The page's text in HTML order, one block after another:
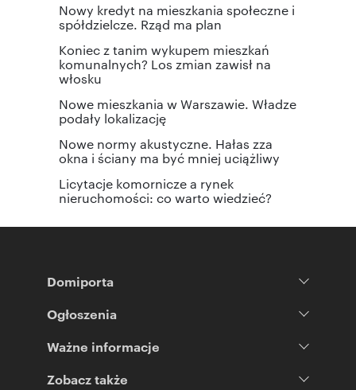
Nowy kredyt na mieszkania społeczne i
spółdzielcze. Rząd ma plan
Koniec z tanim wykupem mieszkań
komunalnych? Los zmian zawisł na
włosku
Nowe mieszkania w Warszawie. Władze
podały lokalizację
Nowe normy akustyczne. Hałas zza
okna i ściany ma być mniej uciążliwy
Licytacje komornicze a rynek
nieruchomości: co warto wiedzieć?
Domiporta
Ogłoszenia
Ważne informacje
Zobacz także